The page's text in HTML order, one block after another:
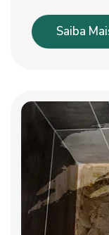
Saiba